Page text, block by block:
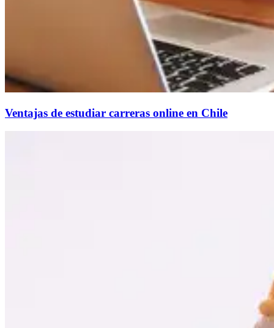
Ventajas de estudiar carreras online en Chile